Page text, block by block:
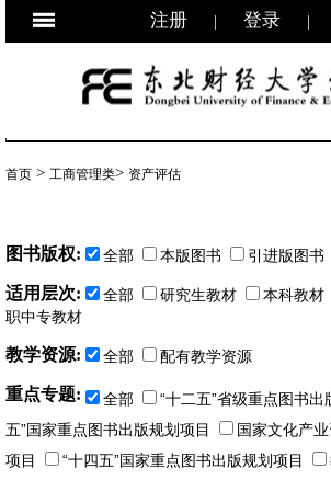
注册 登录
首页 > 工商管理类> 资产评估
图书版权: 全部 本版图书 引进版图书
适用层次: 全部 研究生教材 本科教材
职中专教材
教学资源: 全部 配有教学资源
重点专题: 全部 “十二五”省级重点图书出
五”国家重点图书出版规划项目
国家文化产
项目
“十四五”国家重点图书出版规划项目